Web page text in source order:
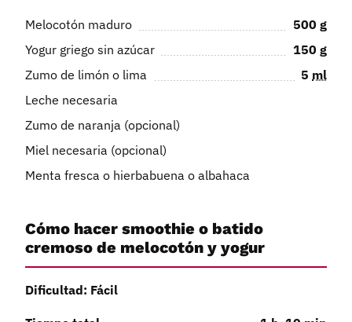
Melocotón maduro 500 g
Yogur griego sin azúcar
150 g
Zumo de limón o lima
5 ml
Leche necesaria
Zumo de naranja (opcional)
Miel necesaria (opcional)
Menta fresca o hierbabuena o albahaca
Cómo hacer smoothie o batido
cremoso de melocotón y yogur
Dificultad: Fácil